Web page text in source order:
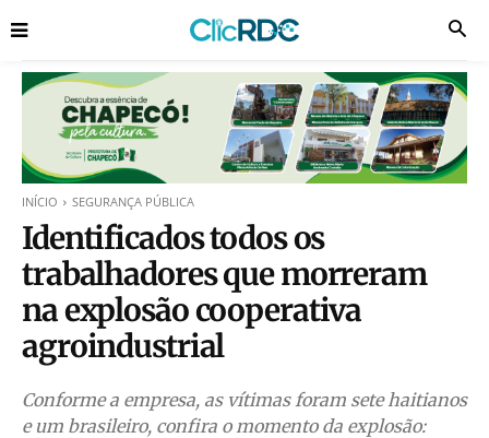
INÍCIO SEGURANÇA PÚBLICA
Identificados todos os
trabalhadores que morreram
na explosão cooperativa
agroindustrial
Conforme a empresa, as vítimas foram sete haitianos
e um brasileiro, confira o momento da explosão: